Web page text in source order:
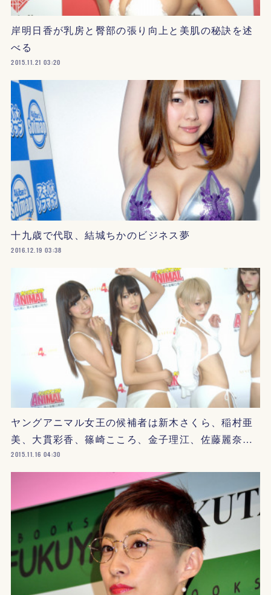
岸明日香が乳房と臀部の張り向上と美肌の秘訣を述
べる
2015.11.21 03:20
十九歳で代取、結城ちかのビジネス夢
2016.12.19 03:38
ヤングアニマル女王の候補者は新木さくら、稲村亜
美、大貫彩香、篠崎こころ、金子理江、佐藤麗奈…
2015.11.16 04:30